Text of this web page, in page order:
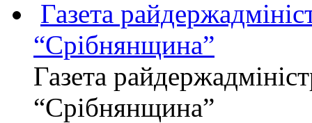
Газета
“Срібнянщина”
Газета
“Срібнянщина”